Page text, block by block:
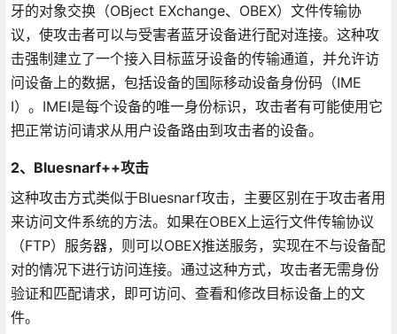
牙的对象交换（OBject EXchange、OBEX）文件传输协
议，使攻击者可以与受害者蓝牙设备进行配对连接。这种攻
击强制建立了一个接入目标蓝牙设备的传输通道，并允许访
问设备上的数据，包括设备的国际移动设备身份码（IME
I）。IMEI是每个设备的唯一身份标识，攻击者有可能使用它
把正常访问请求从用户设备路由到攻击者的设备。
2、Bluesnarf++攻击
这种攻击方式类似于Bluesnarf攻击，主要区别在于攻击者用
来访问文件系统的方法。如果在OBEX上运行文件传输协议
（FTP）服务器，则可以OBEX推送服务，实现在不与设备配
对的情况下进行访问连接。通过这种方式，攻击者无需身份
验证和匹配请求，即可访问、查看和修改目标设备上的文
件。